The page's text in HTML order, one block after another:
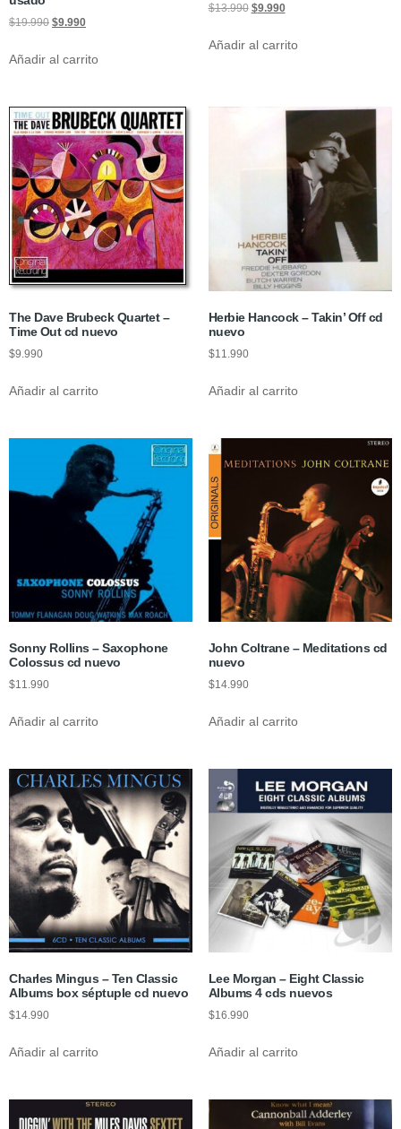
$19.990 $9.990
Añadir al carrito
$13.990 $9.990
Añadir al carrito
The Dave Brubeck Quartet –
Time Out cd nuevo
$9.990
Añadir al carrito
Herbie Hancock – Takin’ Off cd
nuevo
$11.990
Añadir al carrito
Sonny Rollins – Saxophone
Colossus cd nuevo
$11.990
Añadir al carrito
John Coltrane – Meditations cd
nuevo
$14.990
Añadir al carrito
Charles Mingus – Ten Classic
Albums box séptuple cd nuevo
$14.990
Añadir al carrito
Lee Morgan – Eight Classic
Albums 4 cds nuevos
$16.990
Añadir al carrito